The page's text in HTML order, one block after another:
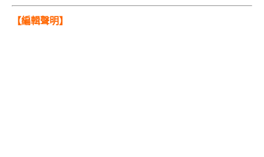
【編輯聲明】